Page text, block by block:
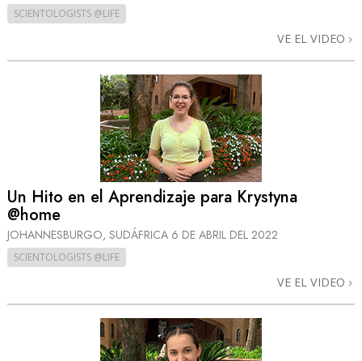
SCIENTOLOGISTS @LIFE
VE EL VIDEO
Un Hito en el Aprendizaje para Krystyna
@home
JOHANNESBURGO, SUDÁFRICA 6 DE ABRIL DEL 2022
SCIENTOLOGISTS @LIFE
VE EL VIDEO